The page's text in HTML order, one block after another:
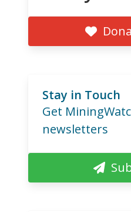
Stay in Touch
Get
newsletters